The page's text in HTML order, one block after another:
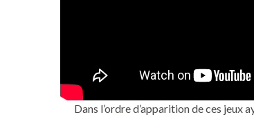
Dans l’ordre d’apparition de ces jeux